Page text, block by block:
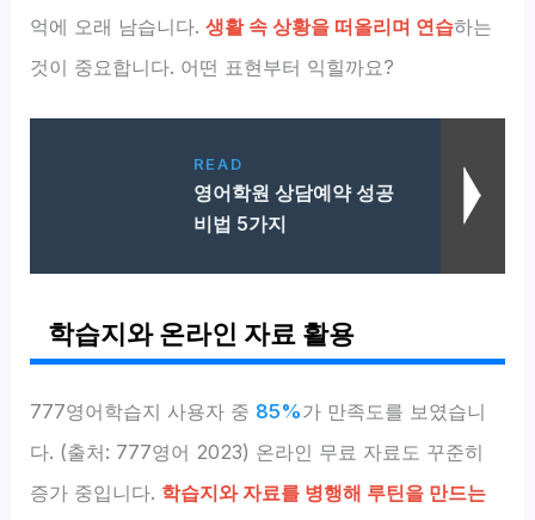
억에 오래 남습니다.생활 속 상황을 떠올리며 연습하는
것이 중요합니다. 어떤 표현부터 익힐까요?
READ
영어학원 상담예약 성공
비법 5가지
학습지와 온라인 자료 활용
777영어학습지 사용자 중 85%가 만족도를 보였습니
다. (출처: 777영어 2023) 온라인 무료 자료도 꾸준히
증가 중입니다. 학습지와 자료를 병행해 루틴을 만드는